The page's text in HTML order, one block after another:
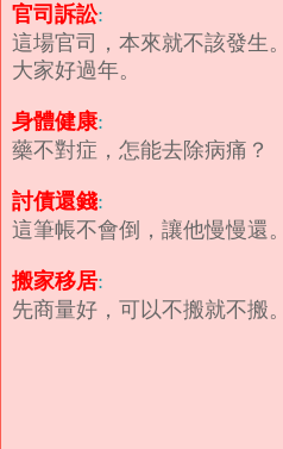
官司訴訟:
這場官司，本來就不該發生
大家好過年。
身體健康:
藥不對症，怎能去除病痛？
討債還錢:
這筆帳不會倒，讓他慢慢還。
搬家移居:
先商量好，可以不搬就不搬。